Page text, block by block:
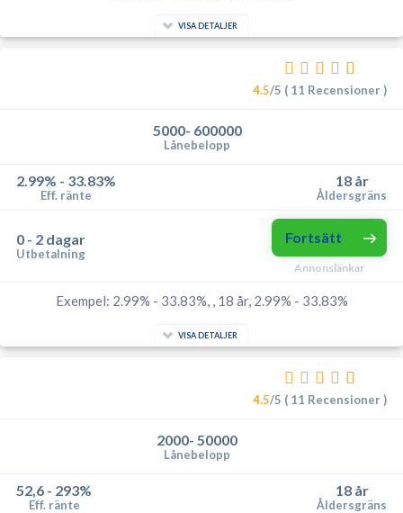
VISA DETALJER
4.5/5 ( 11 Recensioner )
5000- 600000
Lånebelopp
2.99% - 33.83%
Eff. ränte
18 år
Åldersgräns
0 - 2 dagar
Utbetalning
Fortsätt
Annonslänkar
Exempel: 2.99% - 33.83%, , 18 år, 2.99% - 33.83%
VISA DETALJER
4.5/5 ( 11 Recensioner )
2000- 50000
Lånebelopp
52,6 - 293%
Eff. ränte
18 år
Åldersgräns